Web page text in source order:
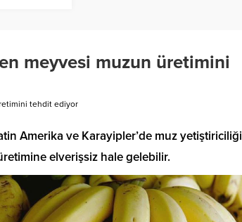
meyvesi muzun üretimini
tehdit ediyor
Amerika ve Karayipler’de muz yetiştiriciliği
elverişsiz hale gelebilir.